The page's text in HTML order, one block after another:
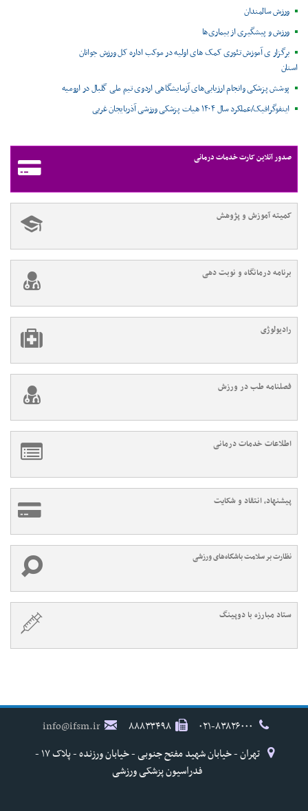
ورزش سالمندان
ورزش و پیشگیری از بیماری‌ها
برگزار ی آموزش تئوری کمک های اولیه در موکب اداره کل ورزش جوانان
استان
پوشش پزشکی وانجام ارزیابی‌های آزمایشگاهی اردوی تیم ملی گلبال در ارومیه
اینفوگرافیک/عملکرد سال ۱۴۰۴ هیات پزشکی ورزشی آذربایجان غربی
صدور آنلاین کارت خدمات درمانی
کمیته آموزش و پژوهش
برنامه درمانگاه و نوبت دهی
رادیولوژی
فصلنامه طب در ورزش
اطلاعات خدمات درمانی
پیشنهاد، انتقاد و شکایت
نظارت بر سلامت باشگاه‌های ورزشی
ستاد مبارزه با دوپینگ
۸۸۸۳۳۴۹۸
info@ifsm.ir
تهران - خیابان شهید مفتح جنوبی - خیابان ورزنده - پلاک ۱۷ -
فدراسیون پزشکی ورزشی